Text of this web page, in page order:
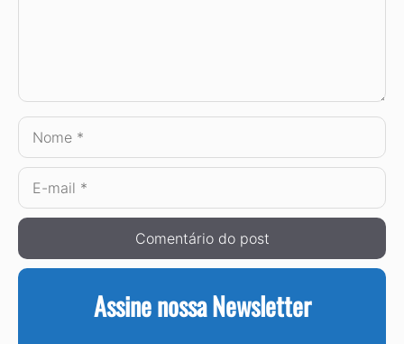
Nome
E-
mail
Assine nossa Newsletter